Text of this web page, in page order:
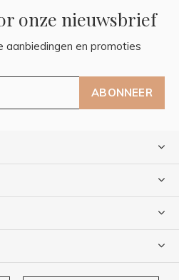
onze nieuwsbrief
aanbiedingen en promoties
ABONNEER